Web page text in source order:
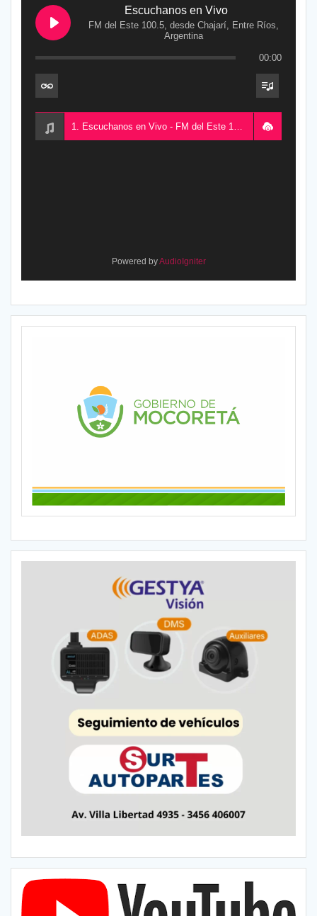
Escuchanos en Vivo
FM del Este 100.5, desde Chajarí, Entre Ríos,
Argentina
00:00
1. Escuchanos en Vivo - FM del Este 100.5, desde Chajarí, Entre Ríos, Argentina
Powered byAudioIgniter